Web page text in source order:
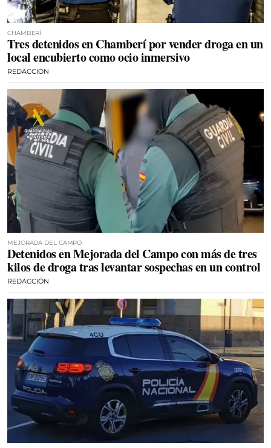
CHAMBERÍ
Tres detenidos en Chamberí por vender droga en un
local encubierto como ocio inmersivo
REDACCIÓN
MEJORADA DEL CAMPO
Detenidos en Mejorada del Campo con más de tres
kilos de droga tras levantar sospechas en un control
REDACCIÓN